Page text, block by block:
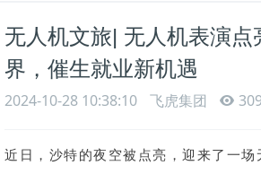
无人机文旅| 无人机表演点
界，催生就业新机遇
2024-10-28 10:38:10 飞虎集团
近日，沙特的夜空被点亮，迎来了一场